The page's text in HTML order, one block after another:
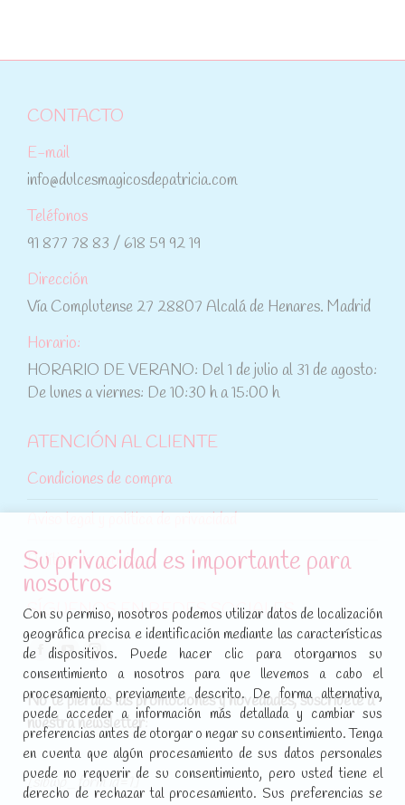
CONTACTO
E-mail
info@dulcesmagicosdepatricia.com
Teléfonos
91 877 78 83 / 618 59 92 19
Dirección
Vía Complutense 27 28807 Alcalá de Henares. Madrid
Horario:
HORARIO DE VERANO: Del 1 de julio al 31 de agosto:
De lunes a viernes: De 10:30 h a 15:00 h
ATENCIÓN AL CLIENTE
Condiciones de compra
Política de cookies
SÍGUENOS EN REDES SOCIALES
Encuéntranos en:
Facebook
page
opens
in
new
window
YouTube
page
opens
in
new
window
Instagram
page
opens
in
new
window
No te pierdas las promociones y novedades, suscríbete a
nuestra newsletter:
[sibwp_form id=1]
Su privacidad es importante para
nosotros
Con su permiso, nosotros podemos utilizar datos de localización
geográfica precisa e identificación mediante las características
de dispositivos. Puede hacer clic para otorgarnos su
consentimiento a nosotros para que llevemos a cabo el
procesamiento previamente descrito. De forma alternativa,
puede acceder a información más detallada y cambiar sus
preferencias antes de otorgar o negar su consentimiento. Tenga
en cuenta que algún procesamiento de sus datos personales
puede no requerir de su consentimiento, pero usted tiene el
derecho de rechazar tal procesamiento. Sus preferencias se